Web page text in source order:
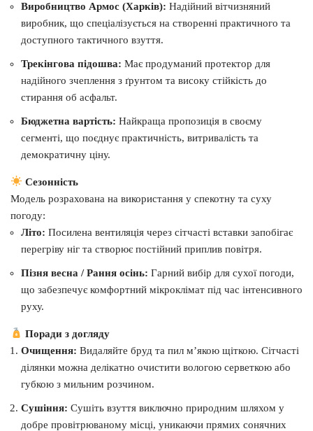
Виробництво Армос (Харків): Надійний вітчизняний
виробник, що спеціалізується на створенні практичного та
доступного тактичного взуття.
Трекінгова підошва: Має продуманий протектор для
надійного зчеплення з ґрунтом та високу стійкість до
стирання об асфальт.
Бюджетна вартість: Найкраща пропозиція в своєму
сегменті, що поєднує практичність, витривалість та
демократичну ціну.
Сезонність
Модель розрахована на використання у спекотну та суху
погоду:
Літо: Посилена вентиляція через сітчасті вставки запобігає
перегріву ніг та створює постійний приплив повітря.
Пізня весна / Рання осінь: Гарний вибір для сухої погоди,
що забезпечує комфортний мікроклімат під час інтенсивного
руху.
Поради з догляду
Очищення: Видаляйте бруд та пил м’якою щіткою. Сітчасті
ділянки можна делікатно очистити вологою серветкою або
губкою з мильним розчином.
Сушіння: Сушіть взуття виключно природним шляхом у
добре провітрюваному місці, уникаючи прямих сонячних